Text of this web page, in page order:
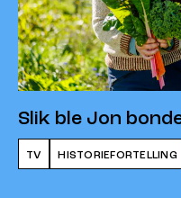
Slik ble Jon
TV HISTORIEFORTELLING